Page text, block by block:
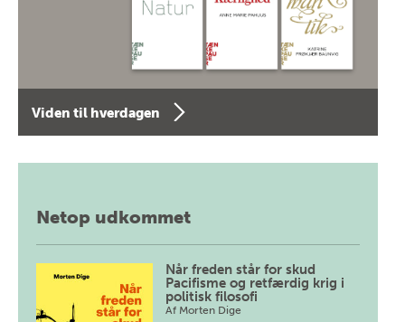
Viden til hverdagen
Netop udkommet
Når freden står for skud
Pacifisme og retfærdig krig i
politisk filosofi
Af Morten Dige